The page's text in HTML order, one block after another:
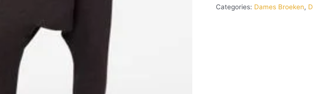
Categories: Dames Broeken,